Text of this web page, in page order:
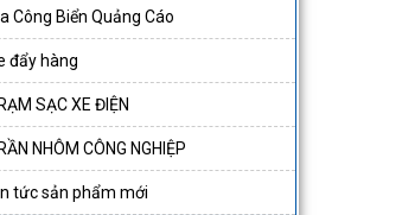
Công Biển Quảng Cáo
đẩy hàng
SẠC XE ĐIỆN
NHÔM CÔNG NGHIỆP
tức sản phẩm mới